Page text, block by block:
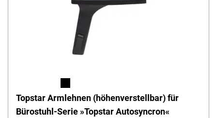
Topstar Armlehnen (höhenverstellbar) für
Bürostuhl-Serie »Topstar Autosyncron«